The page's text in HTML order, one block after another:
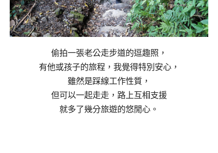
偷拍一張老公走步道的逗趣照，
有他或孩子的旅程，我覺得特別安心，
雖然是踩線工作性質，
但可以一起走走，路上互相支援
就多了幾分旅遊的悠閒心。